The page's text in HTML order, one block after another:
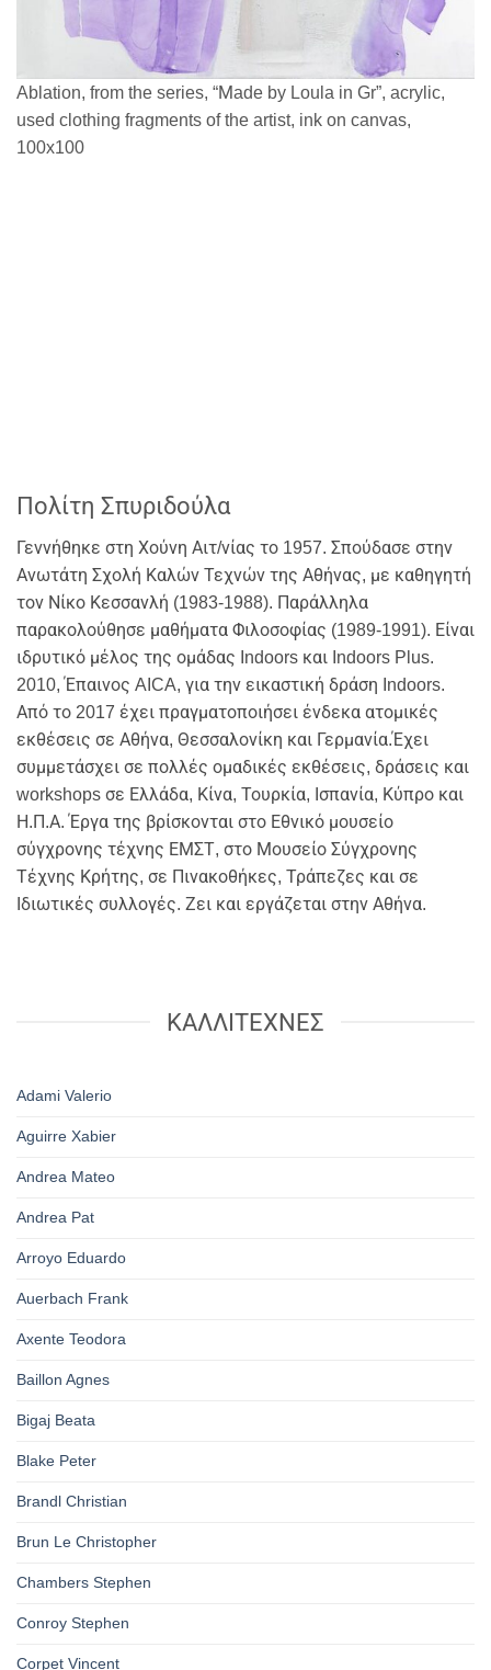
Ablation, from the series, “Μade by Loula in Gr”, acrylic,
used clothing fragments of the artist, ink on canvas,
100x100
Πολίτη Σπυριδούλα
Γεννήθηκε στη Χούνη Αιτ/νίας το 1957. Σπούδασε στην
Ανωτάτη Σχολή Καλών Τεχνών της Αθήνας, με καθηγητή
τον Νίκο Κεσσανλή (1983-1988). Παράλληλα
παρακολούθησε μαθήματα Φιλοσοφίας (1989-1991). Είναι
ιδρυτικό μέλος της ομάδας Indoors και Indoors Plus.
2010, Έπαινος AICA, για την εικαστική δράση Indoors.
Από το 2017 έχει πραγματοποιήσει ένδεκα ατομικές
εκθέσεις σε Αθήνα, Θεσσαλονίκη και Γερμανία.Έχει
συμμετάσχει σε πολλές ομαδικές εκθέσεις, δράσεις και
workshops σε Ελλάδα, Κίνα, Τουρκία, Ισπανία, Κύπρο και
Η.Π.Α. Έργα της βρίσκονται στο Εθνικό μουσείο
σύγχρονης τέχνης ΕΜΣΤ, στο Μουσείο Σύγχρονης
Τέχνης Κρήτης, σε Πινακοθήκες, Τράπεζες και σε
Ιδιωτικές συλλογές. Ζει και εργάζεται στην Αθήνα.
ΚΑΛΛΙΤΕΧΝΕΣ
Adami Valerio
Aguirre Xabier
Andrea Mateo
Andrea Pat
Arroyo Eduardo
Auerbach Frank
Axente Teodora
Baillon Agnes
Bigaj Beata
Blake Peter
Brandl Christian
Brun Le Christopher
Chambers Stephen
Conroy Stephen
Corpet Vincent